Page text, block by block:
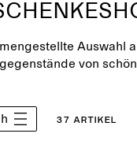
Auswahl
von
37 Artikel